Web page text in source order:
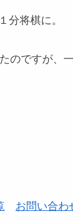
分将棋に。
のですが、
お問い合わ